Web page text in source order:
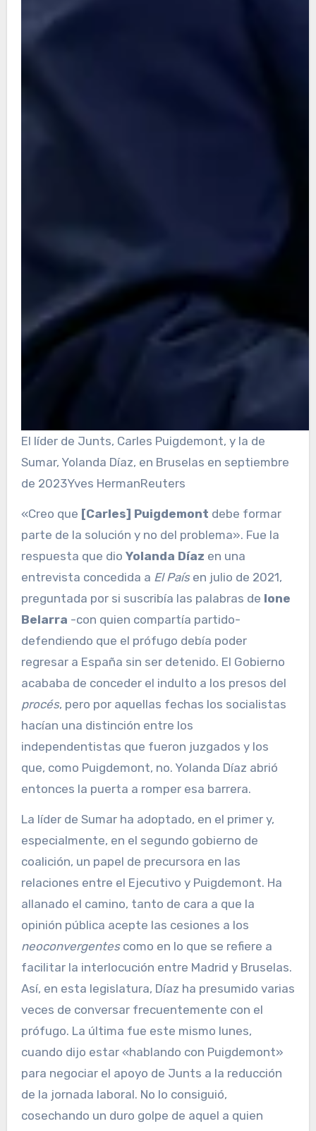
El líder de Junts, Carles Puigdemont, y la de
Sumar, Yolanda Díaz, en Bruselas en septiembre
de 2023Yves HermanReuters
«Creo que [Carles] Puigdemont debe formar
parte de la solución y no del problema». Fue la
respuesta que dio Yolanda Díaz en una
entrevista concedida a El Paísen julio de 2021,
preguntada por si suscribía las palabras de Ione
Belarra -con quien compartía partido-
defendiendo que el prófugo debía poder
regresar a España sin ser detenido. El Gobierno
acababa de conceder el indulto a los presos del
procés, pero por aquellas fechas los socialistas
hacían una distinción entre los
independentistas que fueron juzgados y los
que, como Puigdemont, no. Yolanda Díaz abrió
entonces la puerta a romper esa barrera.
La líder de Sumar ha adoptado, en el primer y,
especialmente, en el segundo gobierno de
coalición, un papel de precursora en las
relaciones entre el Ejecutivo y Puigdemont. Ha
allanado el camino, tanto de cara a que la
opinión pública acepte las cesiones a los
neoconvergentes como en lo que se refiere a
facilitar la interlocución entre Madrid y Bruselas.
Así, en esta legislatura, Díaz ha presumido varias
veces de conversar frecuentemente con el
prófugo. La última fue este mismo lunes,
cuando dijo estar «hablando con Puigdemont»
para negociar el apoyo de Junts a la reducción
de la jornada laboral. No lo consiguió,
cosechando un duro golpe de aquel a quien